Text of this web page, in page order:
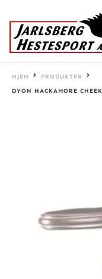
HJEM
PRODUKTER
DYON HACKAMORE